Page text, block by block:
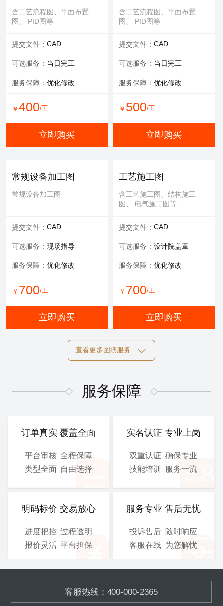
立即购买
服务保障：提供方案优化
立即购买
环评报告
适用于环评、清洁生产、验
收报告、入河排污口论证报
可选服务： 专家评审
服务内容：报告书、报告表
立即购买
含工艺流程图、平面布置
图、 PID图等
提交文件： CAD
可选服务： 当日完工
服务保障： 优化修改
￥400/工
立即购买
含工艺流程图、平面布置
图、 PID图等
提交文件： CAD
可选服务： 当日完工
服务保障： 优化修改
￥ 500/工
立即购买
常规设备加工图
常规设备加工图
提交文件： CAD
可选服务： 现场指导
服务保障： 优化修改
￥ 700/工
立即购买
工艺施工图
含工艺施工图、结构施工
图、 电气施工图等
提交文件： CAD
可选服务： 设计院盖章
服务保障： 优化修改
￥ 700/工
立即购买
图、 电气施工图等
可选服务：设计院盖章
800/工
电气施工图
图、 电气施工图等
可选服务：设计院盖章
900/工
总施工图
图、 电气施工图等
3D图
备,OEM加工
提交文件：SOLIDWORKS
查看更多图纸服务
服务保障
订单真实 覆盖全面
平台审核 全程保障
类型全面 自由选择
实名认证 专业上岗
双重认证 确保专业
技能培训
服务一流
明码标价 交易放心
进度把控 过程透明
报价灵活 平台担保
服务专业 售后无忧
投诉售后 随时响应
客服在线 为您解忧
客服热线：400-000-2365